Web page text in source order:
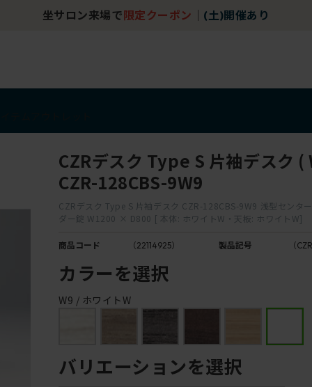
坐サロン来場で 限定クーポン (土)開催あり
CZRデスク Type S 片袖デスク (
CZR-128CBS-9W9
CZRデスク Type S 片袖デスク CZR-128CBS-9W9 浅型センタ
ダー錠 W1200 × D800 [ 本体: ホワイトW・天板: ホワイトW]
商品コード （22114925） 製品記号 （
カラーを選択
W9 / ホワイトW
バリエーションを選択